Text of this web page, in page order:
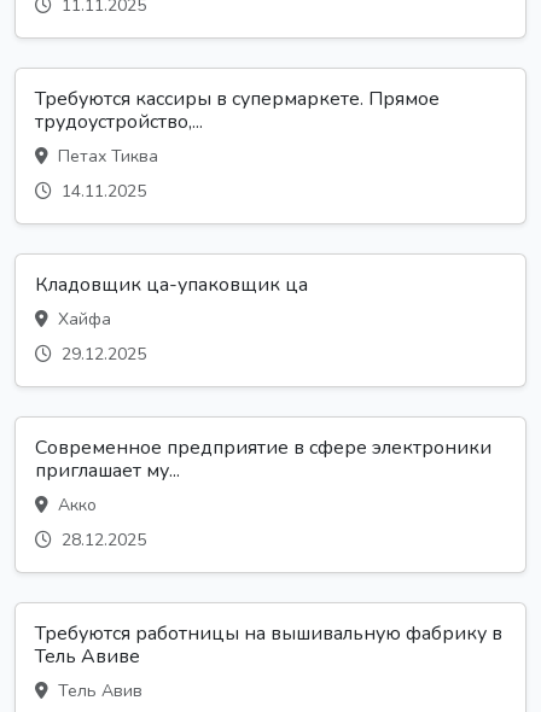
11.11.2025
Требуются кассиры в супермаркете. Прямое
трудоустройство,...
Петах Тиква
14.11.2025
Кладовщик ца-упаковщик ца
Хайфа
29.12.2025
Современное предприятие в сфере электроники
приглашает му...
Акко
28.12.2025
Требуются работницы на вышивальную фабрику в
Тель Авиве
Тель Авив